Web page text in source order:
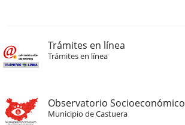
Trámites en línea
Trámites en línea
Observatorio Socioeconómico
Municipio de Castuera